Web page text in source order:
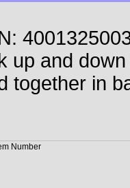
up and
together in